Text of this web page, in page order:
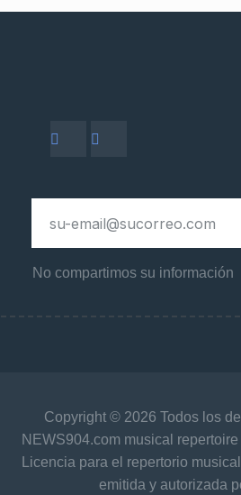
No compartimos su información
Copyright © 2026 Todos los
NEWS904.com musical
Licencia para el repertorio
emitida y autorizada